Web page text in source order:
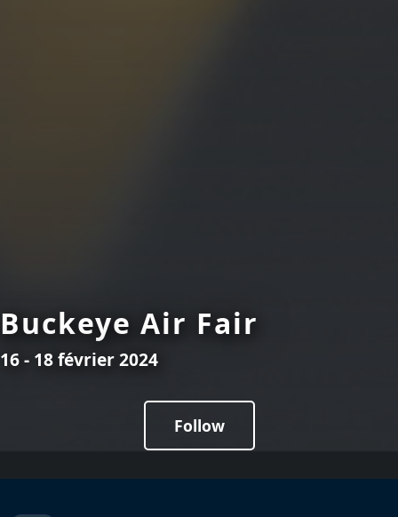
Buckeye Air Fair
16 - 18 février 2024
Follow